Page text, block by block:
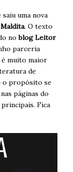
Um ano
processo. Um
é escritor,
uma nova
. O texto
noblog Leitor
parceria
é muito maior
de
o propósito se
páginas do
Fica